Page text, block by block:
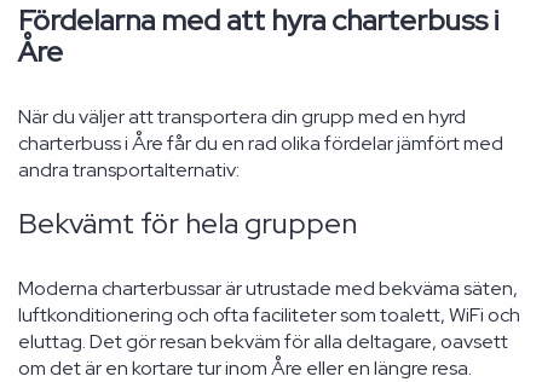
Fördelarna med att hyra charterbuss i
Åre
När du väljer att transportera din grupp med en hyrd
charterbuss i Åre får du en rad olika fördelar jämfört med
andra transportalternativ:
Bekvämt för hela gruppen
Moderna charterbussar är utrustade med bekväma säten,
luftkonditionering och ofta faciliteter som toalett, WiFi och
eluttag. Det gör resan bekväm för alla deltagare, oavsett
om det är en kortare tur inom Åre eller en längre resa.